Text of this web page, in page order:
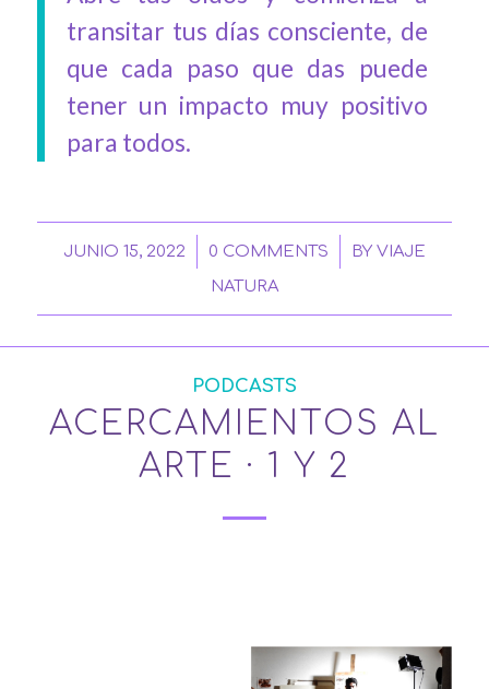
transitar tus días consciente, de
que cada paso que das puede
tener un impacto muy positivo
para todos.
JUNIO 15, 2022
/ 0 COMMENTS
/ BY VIAJE
NATURA
PODCASTS
ACERCAMIENTOS AL
ARTE · 1 Y 2